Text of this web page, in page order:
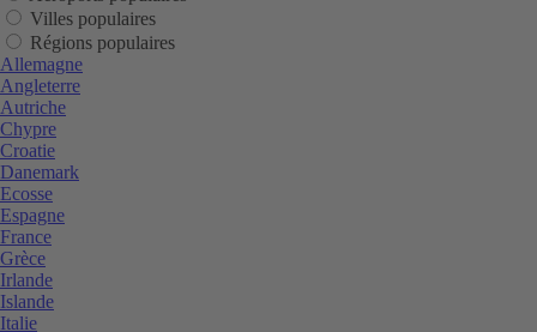
Villes populaires
Régions populaires
Allemagne
Angleterre
Autriche
Chypre
Croatie
Danemark
Ecosse
Espagne
France
Grèce
Irlande
Islande
Italie